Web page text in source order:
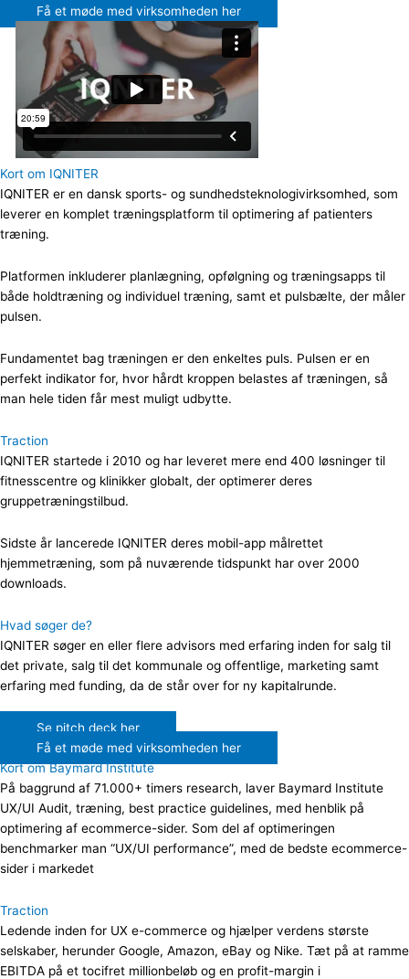
Få et møde med virksomheden her
Kort om IQNITER
IQNITER er en dansk sports- og sundhedsteknologivirksomhed, som
leverer en komplet træningsplatform til optimering af patienters
træning.
Platformen inkluderer planlægning, opfølgning og træningsapps til
både holdtræning og individuel træning, samt et pulsbælte, der måler
pulsen.
Fundamentet bag træningen er den enkeltes puls. Pulsen er en
perfekt indikator for, hvor hårdt kroppen belastes af træningen, så
man hele tiden får mest muligt udbytte.
Traction
IQNITER startede i 2010 og har leveret mere end 400 løsninger til
fitnesscentre og klinikker globalt, der optimerer deres
gruppetræningstilbud.
Sidste år lancerede IQNITER deres mobil-app målrettet
hjemmetræning, som på nuværende tidspunkt har over 2000
downloads.
Hvad søger de?
IQNITER søger en eller flere advisors med erfaring inden for salg til
det private, salg til det kommunale og offentlige, marketing samt
erfaring med funding, da de står over for ny kapitalrunde.
Se pitch deck her
Få et møde med virksomheden her
Kort om Baymard Institute
På baggrund af 71.000+ timers research, laver Baymard Institute
UX/UI Audit, træning, best practice guidelines, med henblik på
optimering af ecommerce-sider. Som del af optimeringen
benchmarker man “UX/UI performance”, med de bedste ecommerce-
sider i markedet
Traction
Ledende inden for UX e-commerce og hjælper verdens største
selskaber, herunder Google, Amazon, eBay og Nike. Tæt på at ramme
EBITDA på et tocifret millionbeløb og en profit-margin i